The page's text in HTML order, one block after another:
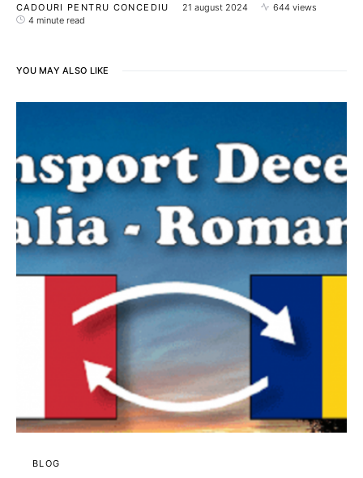
CADOURI PENTRU CONCEDIU 21 august 2024
644 views
4 minute read
YOU MAY ALSO LIKE
BLOG